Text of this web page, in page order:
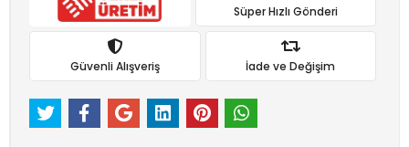
Süper Hızlı Gönderi
Güvenli Alışveriş İade ve Değişim